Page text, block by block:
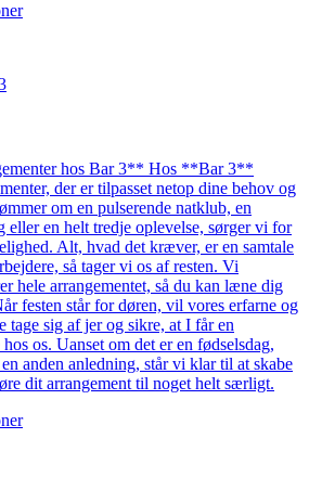
hos Bar 3** Hos **Bar 3**
der er tilpasset netop dine behov og
om en pulserende natklub, en
eller en helt tredje oplevelse, sørger vi for
Alt, hvad det kræver, er en samtale
så tager vi os af resten. Vi
hele arrangementet, så du kan læne dig
festen står for døren, vil vores erfarne og
tage sig af jer og sikre, at I får en
os. Uanset om det er en fødselsdag,
anden anledning, står vi klar til at skabe
dit arrangement til noget helt særligt.